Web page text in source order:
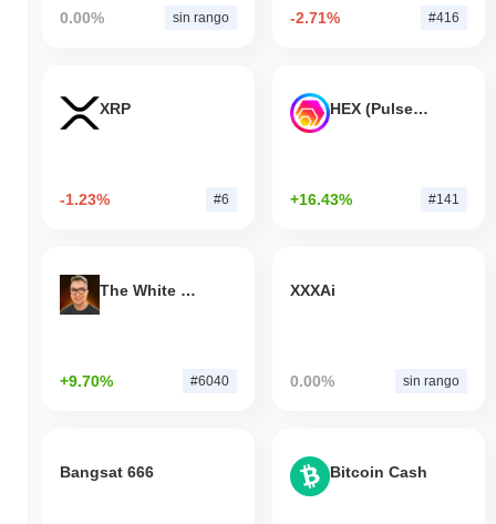
0.00% sin rango -2.71% #416
XRP
-1.23% #6
HEX (Pulsechain)
+16.43% #141
The White Bull
+9.70% #6040
XXXAi
0.00% sin rango
Bangsat 666 Bitcoin Cash